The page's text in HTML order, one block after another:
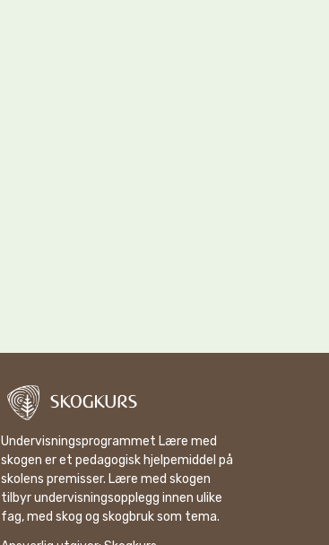
Undervisningsprogrammet Lære med
skogen er et pedagogisk hjelpemiddel på
skolens premisser. Lære med skogen
tilbyr undervisningsopplegg innen ulike
fag, med skog og skogbruk som tema.